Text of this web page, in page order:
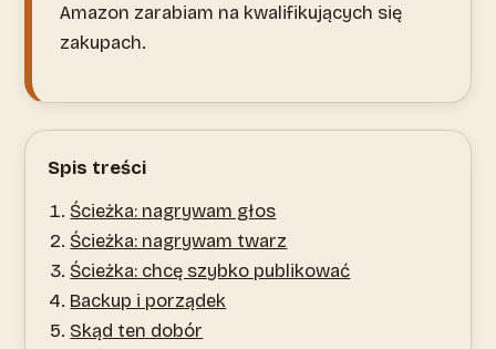
Amazon zarabiam na kwalifikujących się
zakupach.
Spis treści
Ścieżka: nagrywam głos
Ścieżka: nagrywam twarz
Ścieżka: chcę szybko publikować
Backup i porządek
Skąd ten dobór